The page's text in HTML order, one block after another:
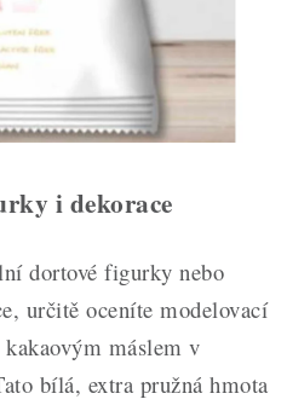
Moje objednávka
i dekorace
dortové figurky nebo
určitě oceníte modelovací
máslem v
bílá, extra pružná hmota